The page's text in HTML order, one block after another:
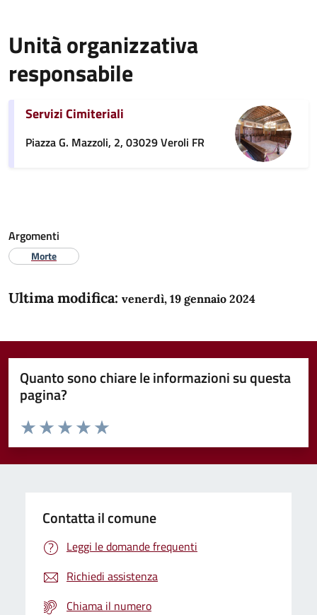
Unità organizzativa
responsabile
Servizi Cimiteriali
Piazza G. Mazzoli, 2, 03029 Veroli FR
Argomenti
Morte
Ultima modifica: venerdì, 19 gennaio 2024
Quanto sono chiare le informazioni su questa
pagina?
Domanda
Valuta da 1 a 5 stelle la pagina
Valuta 5 stelle su 5
Valuta 4 stelle su 5
Valuta 3 stelle su 5
Valuta 2 stelle su 5
Valuta 1 stelle su 5
Contatta il comune
Leggi le domande frequenti
Richiedi assistenza
Chiama il numero